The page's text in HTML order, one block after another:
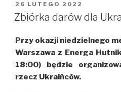
OPUBLIKOWANE
W
26 LUTEGO 2022
Zbiórka darów dla
Przy okazji niedzielnego
Warszawa z Energa
18:00) będzie
rzecz Ukraińców.